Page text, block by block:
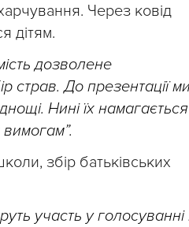
Через ковід
дітям.
дозволене
страв. До презентації
Нині їх намагається
збір батьківських
участь у голосуванні